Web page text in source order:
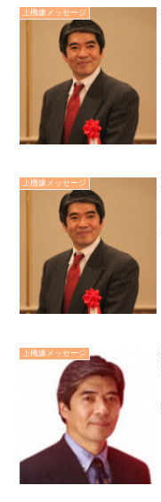
上機嫌メッセージ
上機嫌メッセージ
上機嫌メッセージ